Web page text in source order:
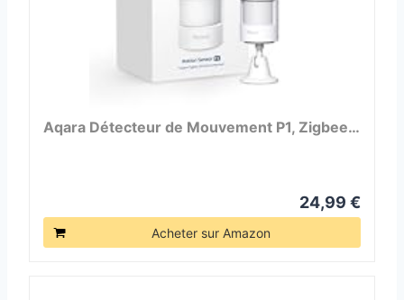
Aqara Détecteur de Mouvement P1, Zigbee…
24,99 €
Acheter sur Amazon